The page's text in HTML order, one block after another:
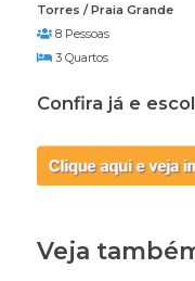
Torres / Praia Grande
8 Pessoas
3 Quartos
Confira já e
Veja